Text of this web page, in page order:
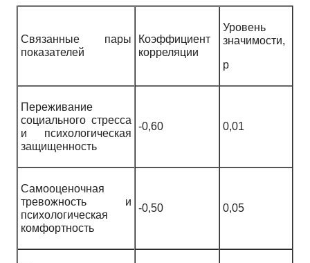
Связанные пары
показателей
Коэффициент
корреляции
Уровень
значимости,
р
Переживание
социального стресса
и психологическая
защищенность
-0,60 0,01
Самооценочная
тревожность и
психологическая
комфортность
-0,50 0,05